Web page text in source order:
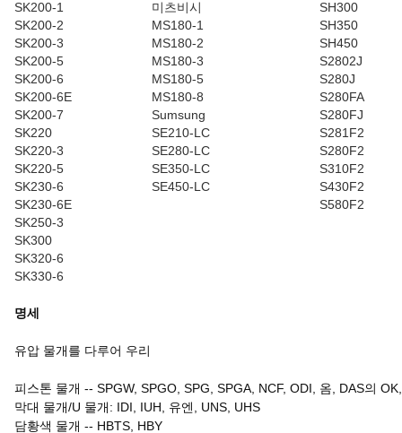
SK200-1 미츠비시
SH300
SK200-2
MS180-1
SH350
SK200-3
MS180-2
SH450
SK200-5
MS180-3
S2802J
SK200-6
MS180-5
S280J
SK200-6E
MS180-8
S280FA
SK200-7
Sumsung
S280FJ
SK220
SE210-LC
S281F2
SK220-3
SE280-LC
S280F2
SK220-5
SE350-LC
S310F2
SK230-6
SE450-LC
S430F2
SK230-6E
S580F2
SK250-3
SK300
SK320-6
SK330-6
명세
유압 물개를 다루어 우리
피스톤 물개 -- SPGW, SPGO, SPG, SPGA, NCF, ODI, 옴, DAS의
막대 물개/U 물개: IDI, IUH, 유엔, UNS, UHS
담황색 물개 -- HBTS, HBY